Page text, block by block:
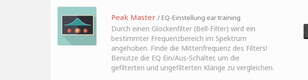
Peak Master / EQ-Einstellung ear training
Durch einen Glockenfilter (Bell-Filter) wird ein
bestimmter Frequenzbereich im Spektrum
angehoben. Finde die Mittenfrequenz des Filters!
Benutze die EQ Ein/Aus-Schalter, um die
gefilterten und ungefilterten Klänge zu vergleichen.